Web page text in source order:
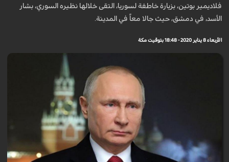
فلاديمير بوتين، بزيارة خاطفة لسوريا، التقى خلالها نظيره السوري، بشار
الأسد، في دمشق، حيث جالا معاً في المدينة.
الأربعاء 8 يناير 2020 - 18:48 بتوقيت مكة